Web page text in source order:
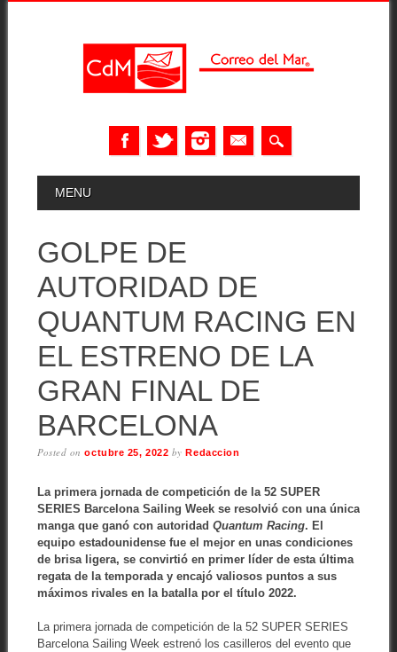
MAIN MENU
MENU
GOLPE DE
AUTORIDAD DE
QUANTUM RACING EN
EL ESTRENO DE LA
GRAN FINAL DE
BARCELONA
Posted onoctubre 25, 2022 byRedaccion
La primera jornada de competición de la 52 SUPER
SERIES Barcelona Sailing Week se resolvió con una única
manga que ganó con autoridad Quantum Racing. El
equipo estadounidense fue el mejor en unas condiciones
de brisa ligera, se convirtió en primer líder de esta última
regata de la temporada y encajó valiosos puntos a sus
máximos rivales en la batalla por el título 2022.
La primera jornada de competición de la 52 SUPER SERIES
Barcelona Sailing Week estrenó los casilleros del evento que